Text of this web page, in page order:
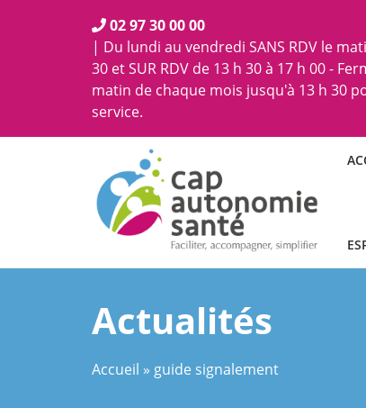
02 97 30 00 00
| Du lundi au vendredi SANS RDV le
30 et SUR RDV de 13 h 30 à 17 h 00 -
matin de chaque mois jusqu'à 13 h 30
service.
Actualités
Accueil » guide signalement